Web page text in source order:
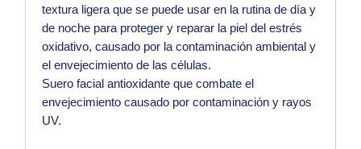
textura ligera que se puede usar en la rutina de día y
de noche para proteger y reparar la piel del estrés
oxidativo, causado por la contaminación ambiental y
el envejecimiento de las células.
Suero facial antioxidante que combate el
envejecimiento causado por contaminación y rayos
UV.